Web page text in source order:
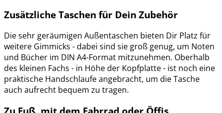
Zusätzliche Taschen für Dein Zubehör
Die sehr geräumigen Außentaschen bieten Dir Platz für
weitere Gimmicks - dabei sind sie groß genug, um Noten
und Bücher im DIN A4-Format mitzunehmen. Oberhalb
des kleinen Fachs - in Höhe der Kopfplatte - ist noch eine
praktische Handschlaufe angebracht, um die Tasche
auch aufrecht bequem zu tragen.